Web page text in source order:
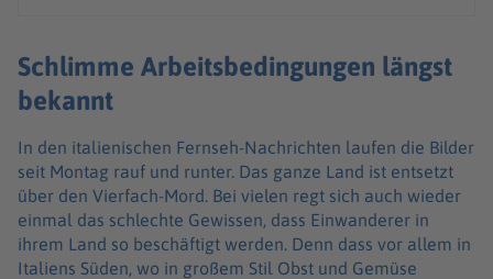
Schlimme Arbeitsbedingungen längst
bekannt
In den italienischen Fernseh-Nachrichten laufen die Bilder
seit Montag rauf und runter. Das ganze Land ist entsetzt
über den Vierfach-Mord. Bei vielen regt sich auch wieder
einmal das schlechte Gewissen, dass Einwanderer in
ihrem Land so beschäftigt werden. Denn dass vor allem in
Italiens Süden, wo in großem Stil Obst und Gemüse